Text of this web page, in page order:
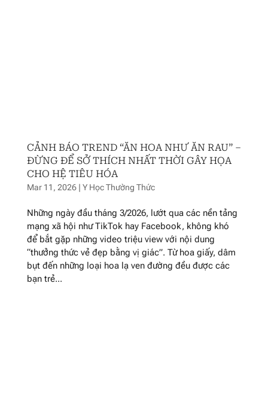
CẢNH BÁO TREND “ĂN HOA NHƯ ĂN RAU” –
ĐỪNG ĐỂ SỞ THÍCH NHẤT THỜI GÂY HỌA
CHO HỆ TIÊU HÓA
Mar 11, 2026| Y Học Thường Thức
Những ngày đầu tháng 3/2026, lướt qua các nền tảng
mạng xã hội như TikTok hay Facebook, không khó
để bắt gặp những video triệu view với nội dung
“thưởng thức vẻ đẹp bằng vị giác”. Từ hoa giấy, dâm
bụt đến những loại hoa lạ ven đường đều được các
bạn trẻ...